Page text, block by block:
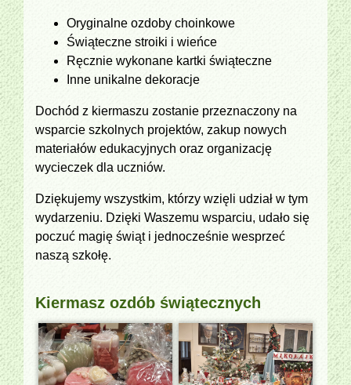
Oryginalne ozdoby choinkowe
Świąteczne stroiki i wieńce
Ręcznie wykonane kartki świąteczne
Inne unikalne dekoracje
Dochód z kiermaszu zostanie przeznaczony na
wsparcie szkolnych projektów, zakup nowych
materiałów edukacyjnych oraz organizację
wycieczek dla uczniów.
Dziękujemy wszystkim, którzy wzięli udział w tym
wydarzeniu. Dzięki Waszemu wsparciu, udało się
poczuć magię świąt i jednocześnie wesprzeć
naszą szkołę.
Kiermasz ozdób świątecznych